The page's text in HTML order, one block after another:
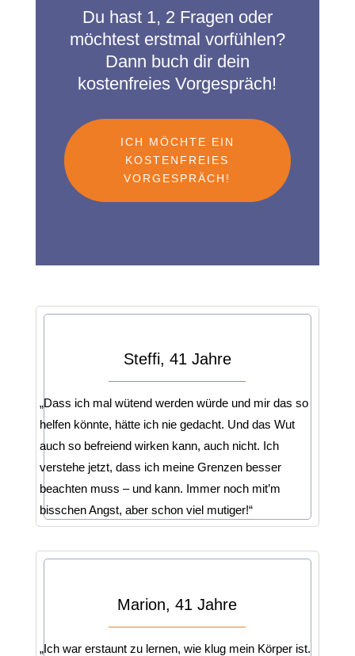
Du hast 1, 2 Fragen oder
möchtest erstmal vorfühlen?
Dann buch dir dein
kostenfreies Vorgespräch!
ICH MÖCHTE EIN
KOSTENFREIES
VORGESPRÄCH!
Steffi, 41 Jahre
„Dass ich mal wütend werden würde und mir das so
helfen könnte, hätte ich nie gedacht. Und das Wut
auch so befreiend wirken kann, auch nicht. Ich
verstehe jetzt, dass ich meine Grenzen besser
beachten muss – und kann. Immer noch mit’m
bisschen Angst, aber schon viel mutiger!“
Marion, 41 Jahre
„Ich war erstaunt zu lernen, wie klug mein Körper ist.